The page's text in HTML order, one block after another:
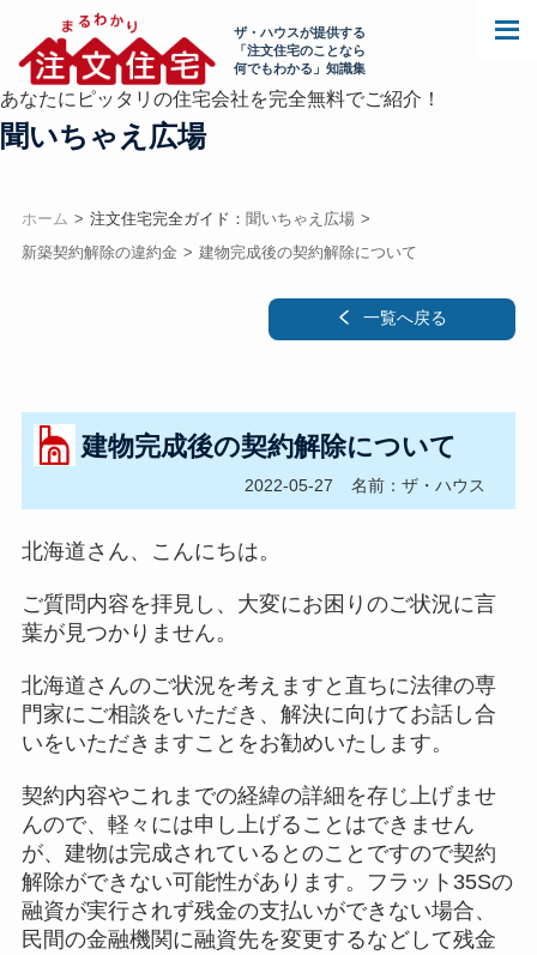
ザ・ハウスが提供する
「注文住宅のことなら
何でもわかる」知識集
あなたにピッタリの住宅会社を完全無料でご紹介！
聞いちゃえ広場
ホーム 注文住宅完全ガイド： 聞いちゃえ広場
新築契約解除の違約金
建物完成後の契約解除について
一覧へ戻る
建物完成後の契約解除について
2022-05-27 名前：ザ・ハウス
北海道さん、こんにちは。
ご質問内容を拝見し、大変にお困りのご状況に言
葉が見つかりません。
北海道さんのご状況を考えますと直ちに法律の専
門家にご相談をいただき、解決に向けてお話し合
いをいただきますことをお勧めいたします。
契約内容やこれまでの経緯の詳細を存じ上げませ
んので、軽々には申し上げることはできません
が、建物は完成されているとのことですので契約
解除ができない可能性があります。フラット35Sの
融資が実行されず残金の支払いができない場合、
民間の金融機関に融資先を変更するなどして残金